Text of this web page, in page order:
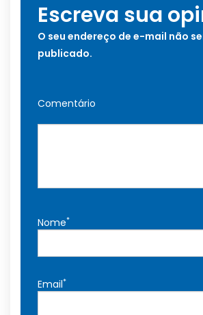
Escreva sua
O seu endereço de e-mail não
publicado.
Comentário
Nome*
Email*